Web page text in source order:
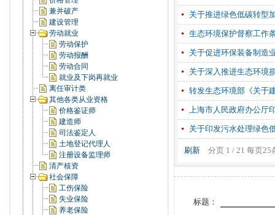
兼并破产
建设管理
劳动就业
劳动保护
劳动报酬
劳动合同
就业及下岗再就业
离任审计类
其他各类从业资格
价格鉴证师
建造师
司法鉴定人
土地登记代理人
注册设备监理师
清产核资
社会保障
工伤保险
失业保险
养老保险
关于推进绿色低碳转型
生态环境保护督察工作
关于促进环保装备制造
关于深入推进生态环境
转发生态环境部《关于
上海市人民政府办公厅
关于印发污水处理绿色
刷新 分页 1 / 21 每页25
标题：